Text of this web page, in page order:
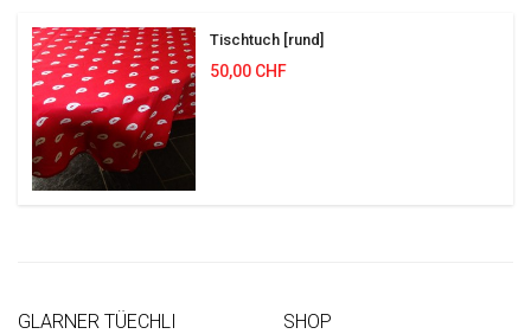
Tischtuch [rund]
50,00 CHF
GLARNER TÜECHLI SHOP